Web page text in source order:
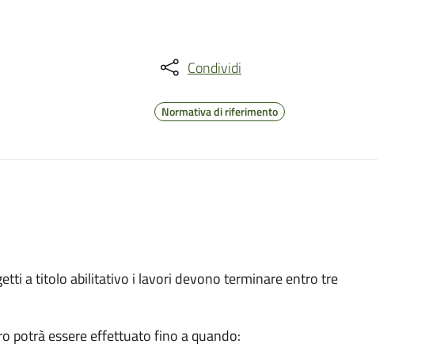
Condividi
Normativa di riferimento
a titolo abilitativo i lavori devono terminare entro tre
potrà essere effettuato fino a quando: